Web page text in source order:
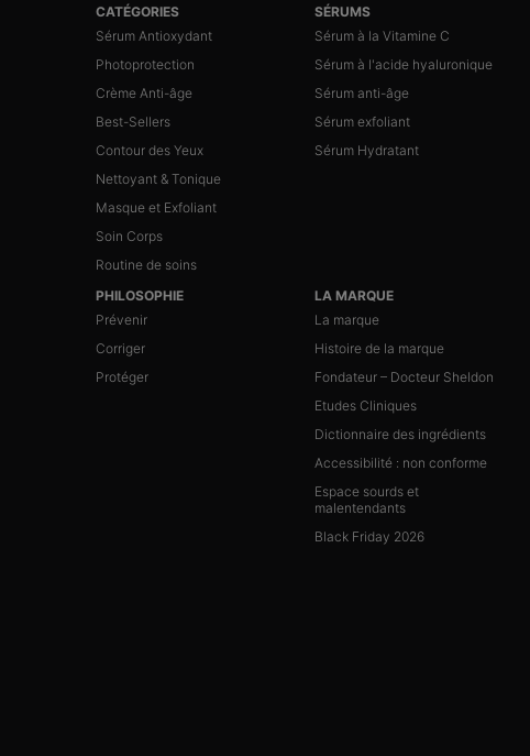
Navigation du pied de page
CATÉGORIES
Sérum Antioxydant
Photoprotection
Crème Anti-âge
Best-Sellers
Contour des Yeux
Nettoyant & Tonique
Masque et Exfoliant
Soin Corps
Routine de soins
SÉRUMS
Sérum à la Vitamine C
Sérum à l'acide hyaluronique
Sérum anti-âge
Sérum exfoliant
Sérum Hydratant
PHILOSOPHIE
Prévenir
Corriger
Protéger
LA MARQUE
La marque
Histoire de la marque
Fondateur – Docteur Sheldon
Etudes Cliniques
Dictionnaire des ingrédients
Accessibilité : non conforme
Espace sourds et
malentendants
Black Friday 2026